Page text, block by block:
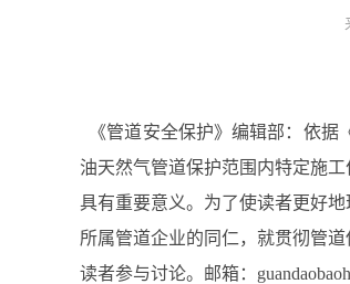
《管道安全保护》编辑部：依据
油天然气管道保护范围内特定施
具有重要意义。为了使读者更好
所属管道企业的同仁，就贯彻管
读者参与讨论。邮箱：